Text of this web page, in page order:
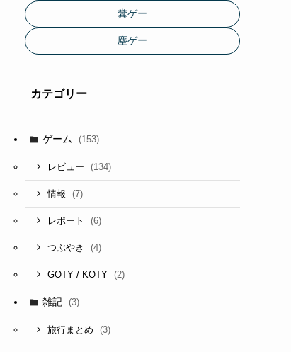
糞ゲー
塵ゲー
カテゴリー
ゲーム (153)
レビュー (134)
情報 (7)
レポート (6)
つぶやき (4)
GOTY / KOTY (2)
雑記 (3)
旅行まとめ (3)